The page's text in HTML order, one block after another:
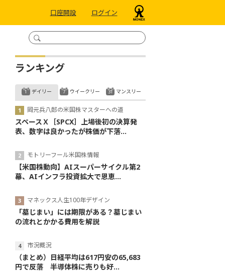
口座開設 ログイン
ランキング
デイリー
岡元兵八郎の米国株マスターへの道
スペースＸ［SPCX］上場後初の決算発
表、数字は良かったが株価が下落...
モトリーフール米国株情報
【米国株動向】AIスーパーサイクル第2
幕、AIインフラ投資拡大で恩恵...
マネックス人生100年デザイン
「墓じまい」には期限がある？墓じまい
の流れとかかる費用を解説
市況概況
（まとめ）日経平均は617円安の65,683
円で反落 半導体株に売りも好...
ウイークリー マンスリー